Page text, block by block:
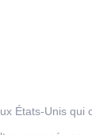
États-Unis qui